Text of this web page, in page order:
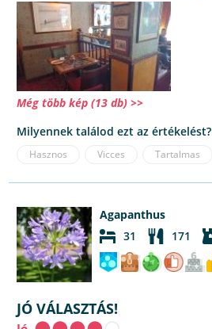
Még több kép (13 db) >>
Milyennek találod ezt az értékelést?
Hasznos Vicces Tartalmas
Agapanthus
31
171
JÓ VÁLASZTÁS!